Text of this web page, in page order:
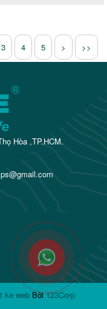
3 4 5 > >>
Hòa ,TP.HCM.
ke web Bởi123Corp